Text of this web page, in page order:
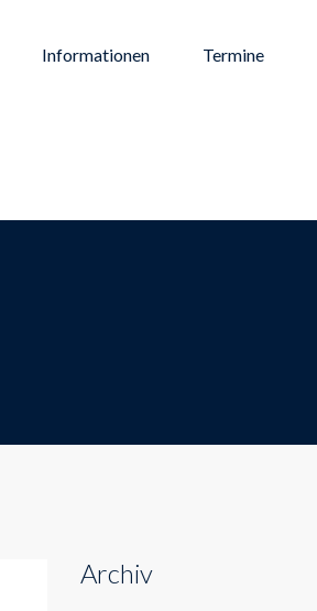
Informationen Termine
Archiv